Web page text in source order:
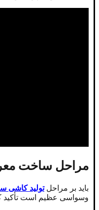
مراحل ساخت
باید بر مراحلتولید کاشی
وسواسی عظیم است تأكيد